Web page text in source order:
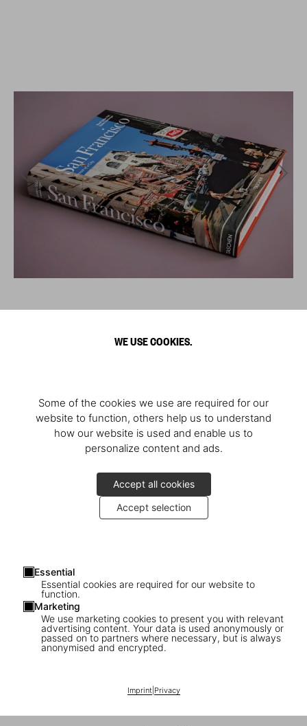
WE USE COOKIES.
Some of the cookies we use are required for our
website to function, others help us to understand
how our website is used and enable us to
personalize content and ads.
Accept all cookies
Accept selection
Essential
Essential cookies are required for our website to
function.
Marketing
We use marketing cookies to present you with relevant
advertising content. Your data is used anonymously or
passed on to partners where necessary, but is always
anonymised and encrypted.
Imprint| Privacy
1/27
XL